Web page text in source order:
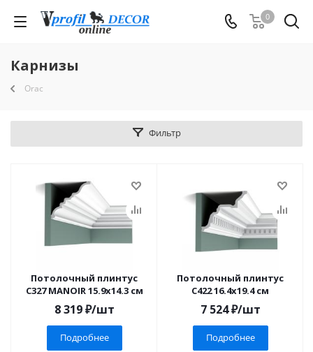
0
Карнизы
Orac
Фильтр
Потолочный плинтус
C327 MANOIR 15.9x14.3 см
8 319₽/шт
Подробнее
Потолочный плинтус
C422 16.4x19.4 см
7 524₽/шт
Подробнее